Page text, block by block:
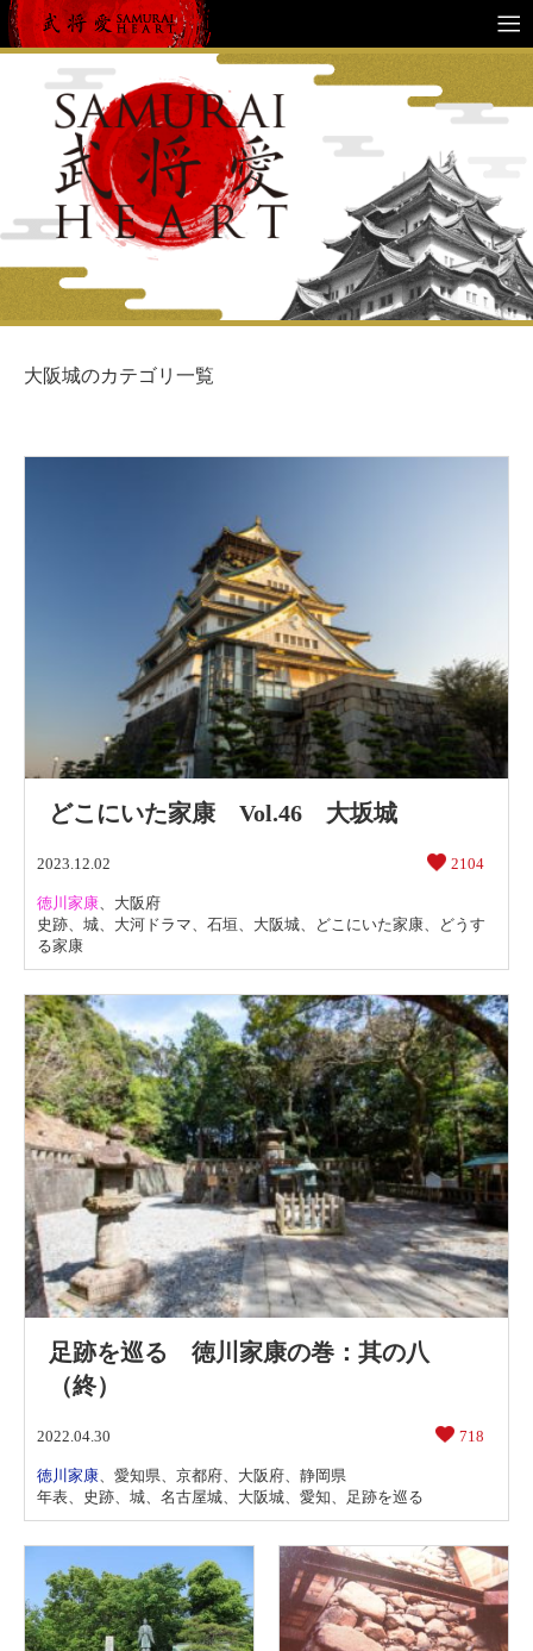
大阪城のカテゴリ一覧
どこにいた家康 Vol.46 大坂城
2023.12.02 2104
徳川家康、 大阪府
史跡、 城、 大河ドラマ、 石垣、 大阪城、 どこにいた家康、
どうす
る家康
足跡を巡る 徳川家康の巻：其の八
（終）
2022.04.30 718
徳川家康 愛知県 京都府 大阪府
静岡県
年表
史跡 城 名古屋城 大阪城 愛知 足跡を巡る